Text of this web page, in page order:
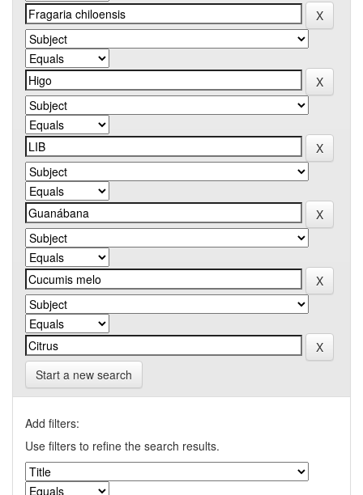
Start a new search
Add filters:
Use filters to refine the search results.